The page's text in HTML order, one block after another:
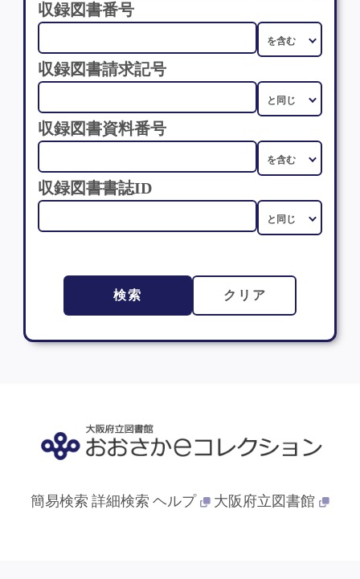
収録図書番号
収録図書請求記号
収録図書資料番号
収録図書書誌ID
検索 クリア
簡易検索 詳細検索 ヘルプ 大阪府立図書館